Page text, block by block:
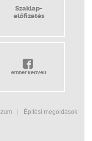
Szaklap-
előfizetés
ember kedveli
Építési megoldások